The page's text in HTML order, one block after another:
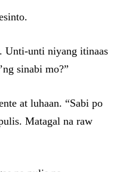
Unti-unti niyang itinaas
sinabi mo?”
at luhaan. “Sabi po
Matagal na raw